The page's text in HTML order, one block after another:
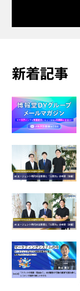
新着記事